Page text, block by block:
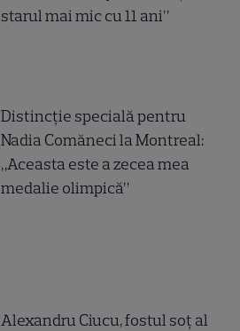
starul mai mic cu 11 ani”
Distincție specială pentru
Nadia Comăneci la Montreal:
„Aceasta este a zecea mea
medalie olimpică”
Alexandru Ciucu, fostul soț al